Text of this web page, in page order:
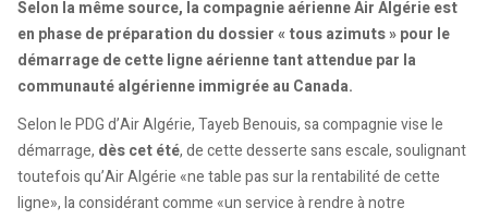
Selon la même source, la compagnie aérienne Air Algérie est
en phase de préparation du dossier « tous azimuts » pour le
démarrage de cette ligne aérienne tant attendue par la
communauté algérienne immigrée au Canada.
Selon le PDG d’Air Algérie, Tayeb Benouis, sa compagnie vise le
démarrage, dès cet été, de cette desserte sans escale, soulignant
toutefois qu’Air Algérie «ne table pas sur la rentabilité de cette
ligne», la considérant comme «un service à rendre à notre